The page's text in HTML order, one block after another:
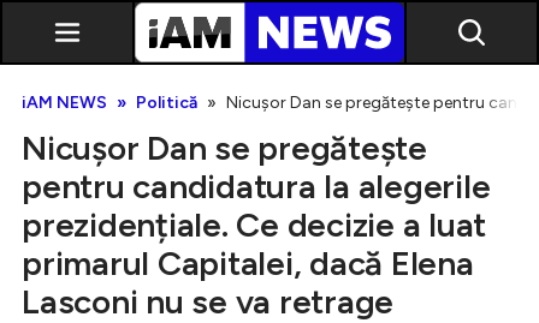
Exclusiv
iAM NEWS Politică Nicușor Dan se pregătește pentru
Nicușor Dan se pregătește
pentru candidatura la alegerile
prezidențiale. Ce decizie a luat
primarul Capitalei, dacă Elena
Lasconi nu se va retrage